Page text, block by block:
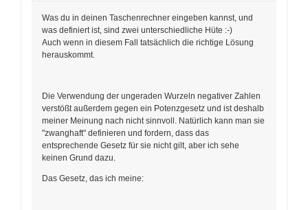
Was du in deinen Taschenrechner eingeben kannst, und
was definiert ist, sind zwei unterschiedliche Hüte :-)
Auch wenn in diesem Fall tatsächlich die richtige Lösung
herauskommt.
Die Verwendung der ungeraden Wurzeln negativer Zahlen
verstößt außerdem gegen ein Potenzgesetz und ist deshalb
meiner Meinung nach nicht sinnvoll. Natürlich kann man sie
"zwanghaft" definieren und fordern, dass das
entsprechende Gesetz für sie nicht gilt, aber ich sehe
keinen Grund dazu.
Das Gesetz, das ich meine: